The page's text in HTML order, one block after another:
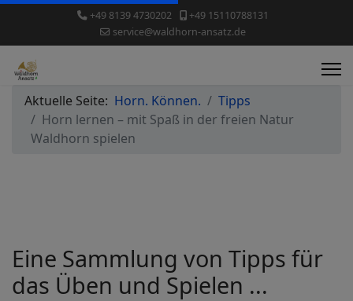
+49 8139 4730202
+49 15110788131
service@waldhorn-ansatz.de
Aktuelle Seite: Horn. Können.
Tipps
Horn lernen – mit Spaß in der freien Natur
Waldhorn spielen
Eine Sammlung von Tipps für
das Üben und Spielen ...